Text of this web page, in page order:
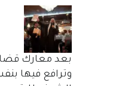
بعد معارك
وترافع فيها